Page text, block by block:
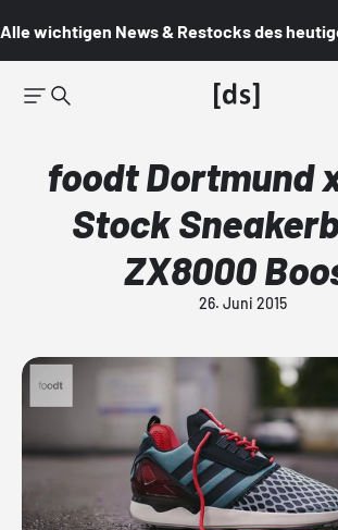
Alle wichtigen News & Restocks des
foodt Dortmund
Stock
ZX8000
26. Juni 2015